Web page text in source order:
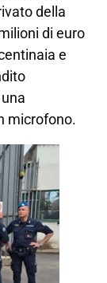
della
di euro
e
microfono.